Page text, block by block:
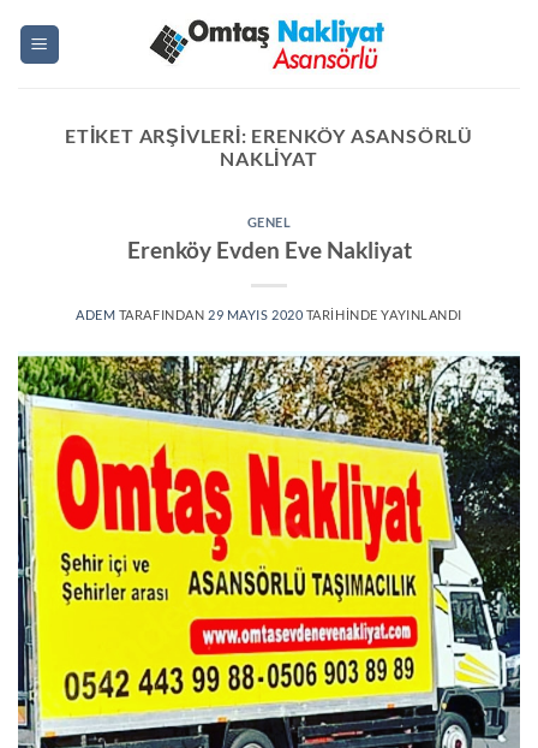
ETIKET ARŞIVLERI: ERENKÖY ASANSÖRLÜ
NAKLIYAT
GENEL
Erenköy Evden Eve Nakliyat
ADEM TARAFINDAN 29 MAYIS 2020 TARIHINDE YAYINLANDI